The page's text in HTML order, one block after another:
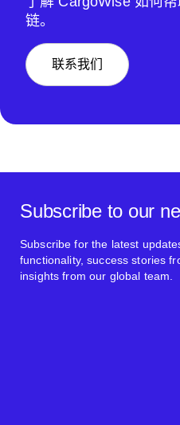
链。
联系我们
Subscribe to our
Subscribe for the latest
functionality, success stories
insights from our global team.